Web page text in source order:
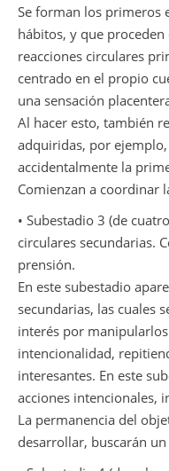
Se forman los primeros
hábitos, y que
reacciones circulares
centrado en el propio
una sensación
Al hacer esto, también
adquiridas, por
accidentalmente la
Comienzan a coordinar
• Subestadio 3 (de
circulares secundarias.
prensión.
En este subestadio
secundarias, las cuales
interés por
intencionalidad,
interesantes. En este
acciones intencionales,
La permanencia del
desarrollar, buscarán